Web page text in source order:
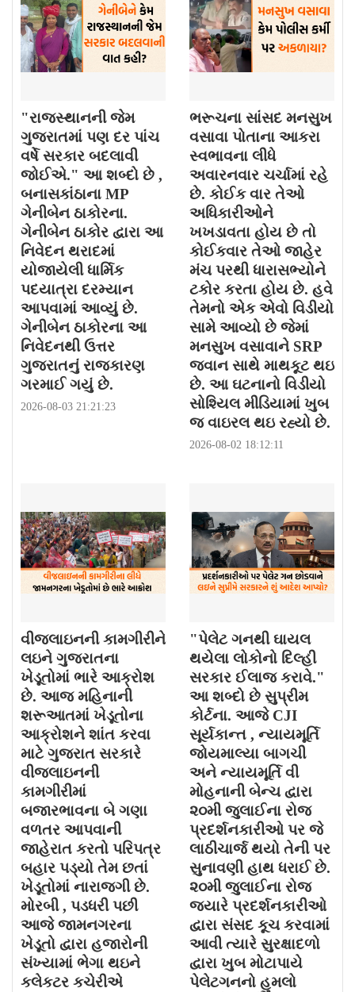
"રાજસ્થાનની જેમ
ગુજરાતમાં પણ દર પાંચ
વર્ષે સરકાર બદલાવી
જોઈએ." આ શબ્દો છે ,
બનાસકાંઠાના MP
ગેનીબેન ઠાકોરના.
ગેનીબેન ઠાકોર દ્વારા આ
નિવેદન થરાદમાં
યોજાયેલી ધાર્મિક
પદયાત્રા દરમ્યાન
આપવામાં આવ્યું છે.
ગેનીબેન ઠાકોરના આ
નિવેદનથી ઉત્તર
ગુજરાતનું રાજકારણ
ગરમાઈ ગયું છે.
2026-08-03 21:21:23
ભરૂચના સાંસદ મનસુખ
વસાવા પોતાના આકરા
સ્વભાવના લીધે
અવારનવાર ચર્ચામાં રહે
છે. કોઈક વાર તેઓ
અધિકારીઓને
ખખડાવતા હોય છે તો
કોઈકવાર તેઓ જાહેર
મંચ પરથી ધારાસભ્યોને
ટકોર કરતા હોય છે. હવે
તેમનો એક એવો વિડીયો
સામે આવ્યો છે જેમાં
મનસુખ વસાવાને SRP
જવાન સાથે માથકૂટ થઇ
છે. આ ઘટનાનો વિડીયો
સોશ્યિલ મીડિયામાં ખુબ
જ વાઇરલ થઇ રહ્યો છે.
2026-08-02 18:12:11
વીજલાઇનની કામગીરીને
લઇને ગુજરાતના
ખેડૂતોમાં ભારે આક્રોશ
છે. આજ મહિનાની
શરૂઆતમાં ખેડૂતોના
આક્રોશને શાંત કરવા
માટે ગુજરાત સરકારે
વીજલાઇનની
કામગીરીમાં
બજારભાવના બે ગણા
વળતર આપવાની
જાહેરાત કરતો પરિપત્ર
બહાર પડ્યો તેમ છતાં
ખેડૂતોમાં નારાજગી છે.
મોરબી , પડધરી પછી
આજે જામનગરના
ખેડૂતો દ્વારા હજારોની
સંખ્યામાં ભેગા થઇને
કલેકટર કચેરીએ
"પેલેટ ગનથી ઘાયલ
થયેલા લોકોનો દિલ્હી
સરકાર ઈલાજ કરાવે."
આ શબ્દો છે સુપ્રીમ
કોર્ટના. આજે CJI
સૂર્યકાન્ત , ન્યાયમૂર્તિ
જોયમાલ્યા બાગચી
અને ન્યાયમૂર્તિ વી
મોહનાની બેન્ચ દ્વારા
૨૦મી જુલાઈના રોજ
પ્રદર્શનકારીઓ પર જે
લાઠીચાર્જ થયો તેની પર
સુનાવણી હાથ ધરાઈ છે.
૨૦મી જુલાઈના રોજ
જયારે પ્રદર્શનકારીઓ
દ્વારા સંસદ કૂચ કરવામાં
આવી ત્યારે સુરક્ષાદળો
દ્વારા ખુબ મોટાપાયે
પેલેટગનનો હુમલો